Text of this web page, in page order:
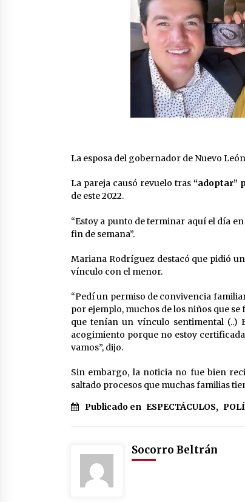
La esposa del gobernador de Nuevo
La pareja causó revuelo tras“adoptar”
de este 2022.
“Estoy a punto de terminar aquí el día
fin de semana”.
Mariana Rodríguez destacó que pidió
vínculo con el menor.
“Pedí un permiso de convivencia
por ejemplo, muchos de los niños que
que tenían un vínculo sentimental (..)
acogimiento porque no estoy
vamos”, dijo.
Sin embargo, la noticia no fue bien
saltado procesos que muchas familias
Publicado en ESPECTÁCULOS,
Socorro Beltrán